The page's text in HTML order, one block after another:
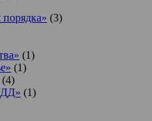
порядка» (3)
(1)
(1)
(4)
(1)